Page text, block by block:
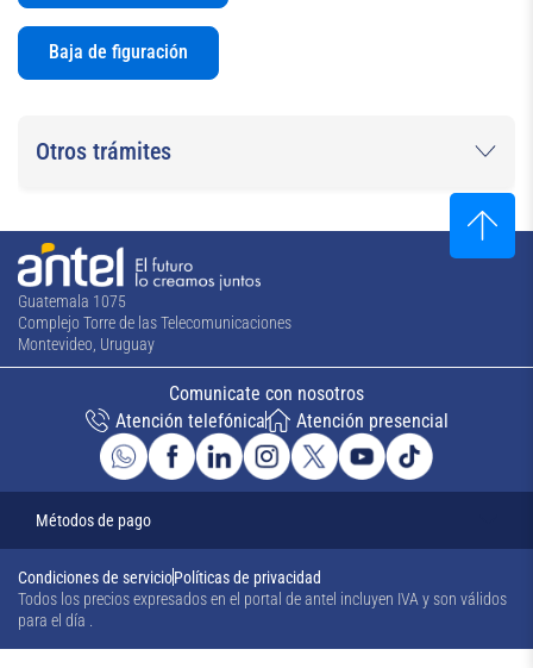
Baja de figuración
Otros trámites
Guatemala 1075
Complejo Torre de las Telecomunicaciones
Montevideo, Uruguay
Comunicate con nosotros
Atención telefónica
Atención presencial
Métodos de pago
Todos los precios expresados en el portal de antel incluyen IVA y son válidos
para el día
Condiciones de servicioPolíticas de privacidad